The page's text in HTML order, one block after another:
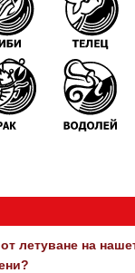
летуване на